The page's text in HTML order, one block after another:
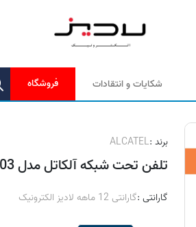
شکایات و انتقادات فروشگاه
برند :ALCATEL
تلفن تحت شبکه آلکاتل مدل SP-2503
گارانتی :گارانتی 12 ماهه لادیز الکترونیک